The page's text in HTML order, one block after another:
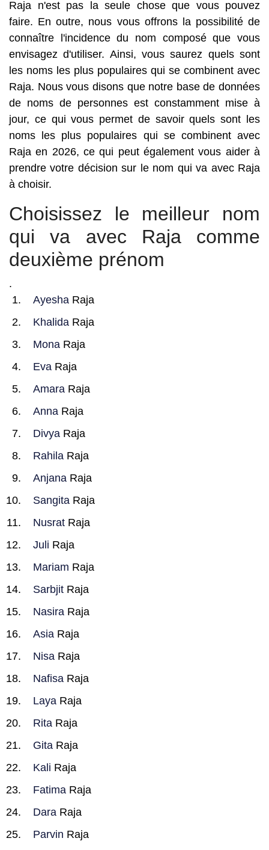
Raja n'est pas la seule chose que vous pouvez
faire. En outre, nous vous offrons la possibilité de
connaître l'incidence du nom composé que vous
envisagez d'utiliser. Ainsi, vous saurez quels sont
les noms les plus populaires qui se combinent avec
Raja. Nous vous disons que notre base de données
de noms de personnes est constamment mise à
jour, ce qui vous permet de savoir quels sont les
noms les plus populaires qui se combinent avec
Raja en 2026, ce qui peut également vous aider à
prendre votre décision sur le nom qui va avec Raja
à choisir.
Choisissez le meilleur nom
qui va avec Raja comme
deuxième prénom
.
Ayesha Raja
Khalida Raja
Mona Raja
Eva Raja
Amara Raja
Anna Raja
Divya Raja
Rahila Raja
Anjana Raja
Sangita Raja
Nusrat Raja
Juli Raja
Mariam Raja
Sarbjit Raja
Nasira Raja
Asia Raja
Nisa Raja
Nafisa Raja
Laya Raja
Rita Raja
Gita Raja
Kali Raja
Fatima Raja
Dara Raja
Parvin Raja